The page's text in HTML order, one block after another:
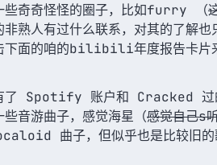
些奇奇怪怪的圈子，比如furry （
熟人有过什么联系，对其的了解也
下面的咱的bilibili年度报告卡片来
了 Spotify 账户和 Cracked 过
音游曲子，感觉海星（感觉自己s
曲子，但似乎也是比较旧的